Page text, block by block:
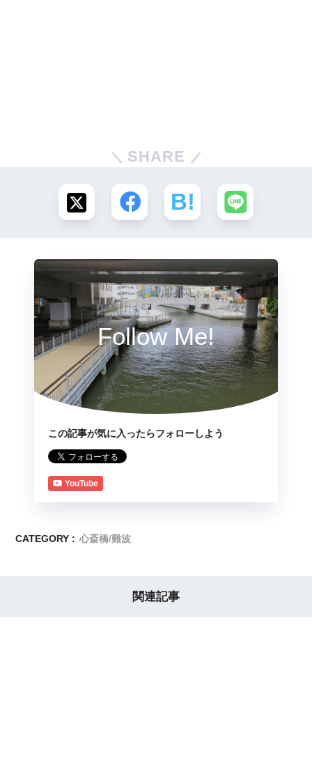
SHARE
Follow Me!
この記事が気に入ったらフォローしよう
YouTube
CATEGORY : 心斎橋/難波
関連記事